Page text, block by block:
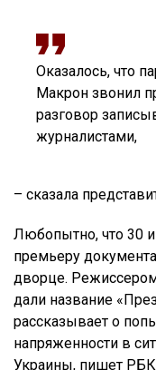
Оказалось, что
Макрон звонил
разговор
журналистами,
– сказала
Любопытно, что 30
премьеру
дворце.
дали название
рассказывает о
напряженности в
Украины, пишет